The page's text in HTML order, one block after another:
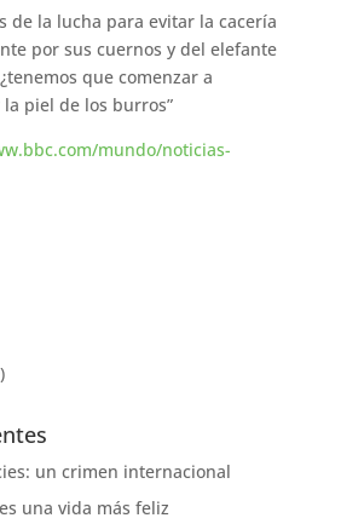
de la lucha para evitar la cacería
por sus cuernos y del elefante
que comenzar a
piel de los burros”
mundo/noticias-
un crimen internacional
una vida más feliz